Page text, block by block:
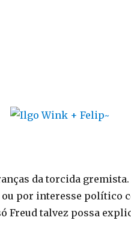
da torcida
por interesse político
Freud talvez possa